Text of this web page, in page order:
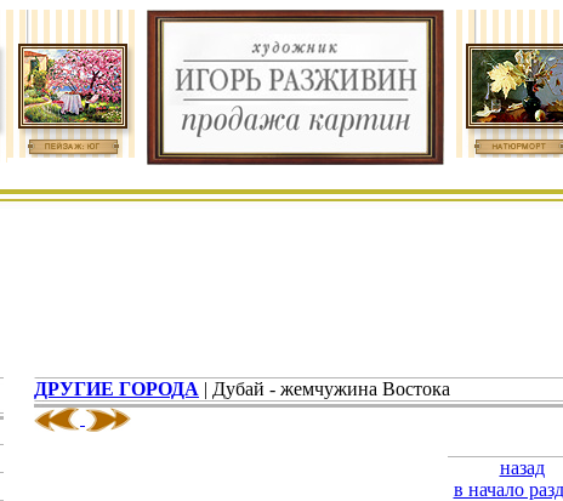
ДРУГИЕ ГОРОДА | Дубай - жемчужина Востока
назад
в начало